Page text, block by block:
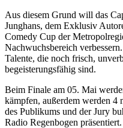
Aus diesem Grund will das
Junghans, dem Exklusiv
Comedy Cup der
Nachwuchsbereich
Talente, die noch frisch,
begeisterungsfähig sind.
Beim Finale am 05. Mai
kämpfen, außerdem werden 4
des Publikums und der Jury
Radio Regenbogen präsentiert.